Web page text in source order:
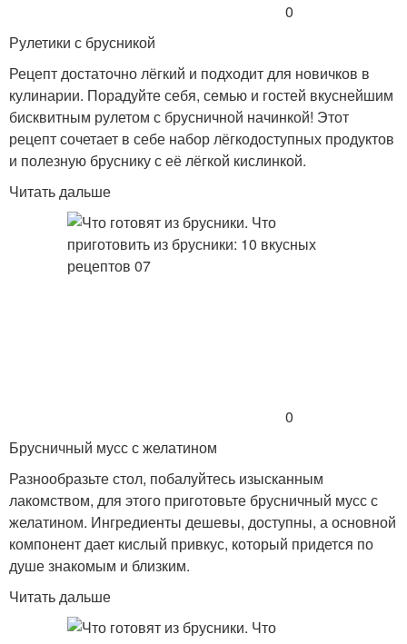
0
Рулетики с брусникой
Рецепт достаточно лёгкий и подходит для новичков в
кулинарии. Порадуйте себя, семью и гостей вкуснейшим
бисквитным рулетом с брусничной начинкой! Этот
рецепт сочетает в себе набор лёгкодоступных продуктов
и полезную бруснику с её лёгкой кислинкой.
Читать дальше
0
Брусничный мусс с желатином
Разнообразьте стол, побалуйтесь изысканным
лакомством, для этого приготовьте брусничный мусс с
желатином. Ингредиенты дешевы, доступны, а основной
компонент дает кислый привкус, который придется по
душе знакомым и близким.
Читать дальше